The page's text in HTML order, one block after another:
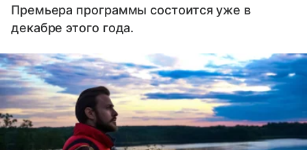
Премьера программы состоится уже в
декабре этого года.